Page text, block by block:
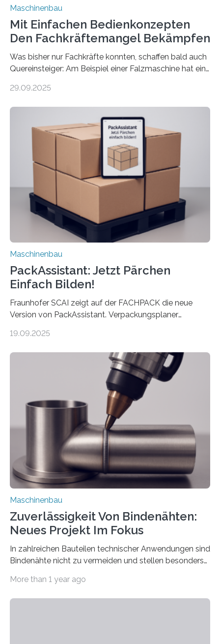
Maschinenbau
Mit Einfachen Bedienkonzepten
Den Fachkräftemangel Bekämpfen
Was bisher nur Fachkräfte konnten, schaffen bald auch
Quereinsteiger: Am Beispiel einer Falzmaschine hat ein
Mensch-Maschine-Schnittstelle so sehr vereinfacht,
Die zugrunde liegende Methodik lässt sich auf alle
anderen Maschinen übertragen. Eine Falzmaschine
umzurüsten ist ein Job für echte Profis. Eine solche
Maschine faltet in Druckereien Broschüren, Prospekte,
Landkarten und vieles mehr – mehrere Zehntausend
Exemplare pro Stunde. Je nach Maschinentyp und
Auftrag kann das Umrüsten…
29.09.2025
Maschinenbau
PackAssistant: Jetzt Pärchen
Einfach Bilden!
Fraunhofer SCAI zeigt auf der FACHPACK die neue
Version von PackAssistant. Verpackungsplaner
Automobil, Maschinenbau und in der Zulieferindustrie.
Teile als eine Einheit verpacken. Die Anordnung kann
der Benutzer vorgeben und erhält so mehr Kontrolle
über die Positionierung der Bauteile. Die ebenfalls neue
Automatisierungsschnittstelle dient dazu, die Software
besser in spezifische Unternehmensprozesse
einzubinden. Sankt Augustin – Zur Messe FACHPACK
vom 23. bis 25. September in Nürnberg…
19.09.2025
Maschinenbau
Zuverlässigkeit Von Bindenähten:
Neues Projekt Im Fokus
In zahlreichen Bauteilen technischer Anwendungen sind
Bindenähte nicht zu vermeiden und stellen besonders
Matrixmaterials eine große Herausforderung dar.
More than 1 year ago